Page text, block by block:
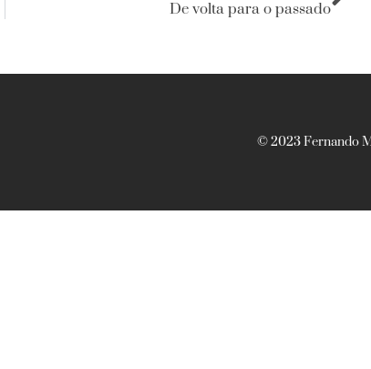
De volta para o passado
© 2023 Fernando